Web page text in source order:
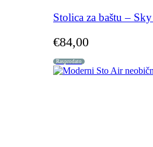
Stolica za baštu –
€84,00
Rasprodato